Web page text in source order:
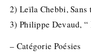
2) Leïla Chebbi, Sans
3) Philippe Devaud, “
– Catégorie Poésies